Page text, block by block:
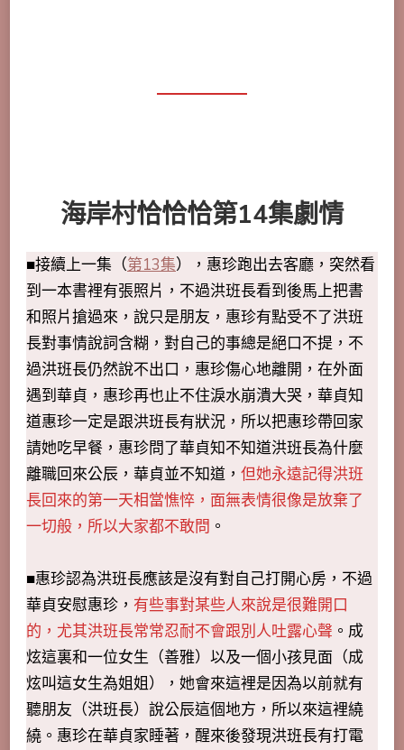
海岸村恰恰恰第14集劇情
■接續上一集（第13集），惠珍跑出去客廳，突然看
到一本書裡有張照片，不過洪班長看到後馬上把書
和照片搶過來，說只是朋友，惠珍有點受不了洪班
長對事情說詞含糊，對自己的事總是絕口不提，不
過洪班長仍然說不出口，惠珍傷心地離開，在外面
遇到華貞，惠珍再也止不住淚水崩潰大哭，華貞知
道惠珍一定是跟洪班長有狀況，所以把惠珍帶回家
請她吃早餐，惠珍問了華貞知不知道洪班長為什麼
離職回來公辰，華貞並不知道， 但她永遠記得洪班
長回來的第一天相當憔悴，面無表情很像是放棄了
一切般，所以大家都不敢問 。
■惠珍認為洪班長應該是沒有對自己打開心房，不過
華貞安慰惠珍， 有些事對某些人來說是很難開口
的，尤其洪班長常常忍耐不會跟別人吐露心聲 。成
炫這裏和一位女生（善雅）以及一個小孩見面（成
炫叫這女生為姐姐），她會來這裡是因為以前就有
聽朋友（洪班長）說公辰這個地方，所以來這裡繞
繞。惠珍在華貞家睡著，醒來後發現洪班長有打電